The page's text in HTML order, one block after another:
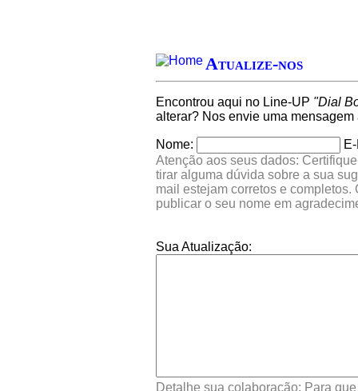
Atualize-nos
Encontrou aqui no Line-UP "Dial
alterar? Nos envie uma
Nome:
Atenção aos seus dados:
tirar alguma dúvida sobre a sua
mail estejam corretos e
publicar o seu nome em
Sua Atualização:
Detalhe sua colaboração: Para